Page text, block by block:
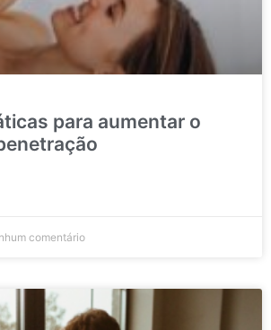
para aumentar o
comentário